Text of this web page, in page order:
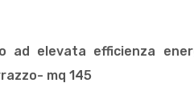
ad elevata efficienza
mq 145